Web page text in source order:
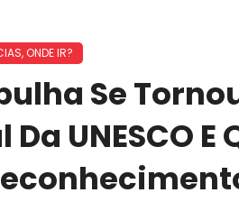
, ONDE IR?
Se
UNESCO E